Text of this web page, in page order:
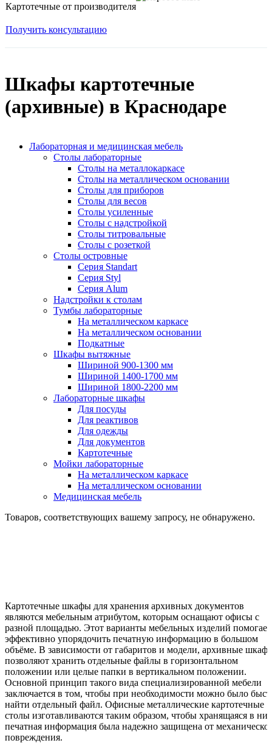
Картотечные от производителя
Получить консультацию
Шкафы картотечные
(архивные) в Краснодаре
Лабораторная и медицинская мебель
Столы лабораторные
Столы на металлокаркасе
Столы на металлическом основании
Столы для приборов
Столы для весов
Столы усиленные
Столы с надстройкой
Столы титровальные
Столы с розеткой
Столы островные
Серия Standart
Серия Styl
Серия Alum
Надстройки к столам
Тумбы лабораторные
На металлическом каркасе
На металлическом основании
Подкатные
Шкафы вытяжные
Шириной 900-1300 мм
Шириной 1400-1700 мм
Шириной 1800-2200 мм
Лабораторные шкафы
Для посуды
Для реактивов
Для одежды
Для документов
Картотечные
Мойки лабораторные
На металлическом каркасе
На металлическом основании
Медицинская мебель
Товаров, соответствующих вашему запросу, не обнаружено.
Картотечные шкафы для хранения архивных документов
являются мебельным атрибутом, которым оснащают офисы с
разной площадью. Этот варианты мебельных изделий помогает
эффективно упорядочить печатную информацию в большом
объёме. В зависимости от габаритов и модели, архивные
позволяют хранить отдельные файлы в горизонтальном
положении или целые папки в вертикальном положении.
Основной принцип такого вида специализированной мебели
заключается в том, чтобы при необходимости можно было
найти отдельный файл. Офисные металлические картотечные
столы изготавливаются таким образом, чтобы хранящаяся в них
печатная информация была надежно защищена от
повреждения.